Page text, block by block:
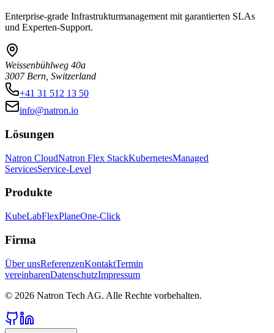
Enterprise-grade Infrastrukturmanagement mit garantierten SLAs
und Experten-Support.
Weissenbühlweg 40a
3007 Bern, Switzerland
+41 31 512 13 50
info@natron.io
Lösungen
Natron CloudNatron Flex StackKubernetesManaged
ServicesService-Level
Produkte
KubeLabFlexPlaneOne-Click
Firma
Über unsReferenzenKontaktTermin
vereinbarenDatenschutzImpressum
© 2026 Natron Tech AG. Alle Rechte vorbehalten.